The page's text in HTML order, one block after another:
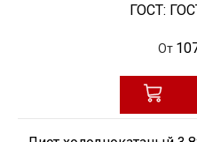
ГОСТ:
От